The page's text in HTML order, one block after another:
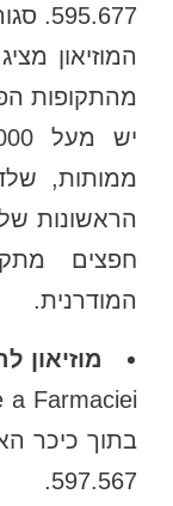
595.677. סגור בימי שני.
המוזיאון
מהתקופות
ממותות,
הראשונות
חפצים
המודרנית.
מוזיאון
597.567.